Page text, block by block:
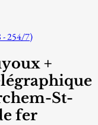
- 254/7)
+
St-
fer